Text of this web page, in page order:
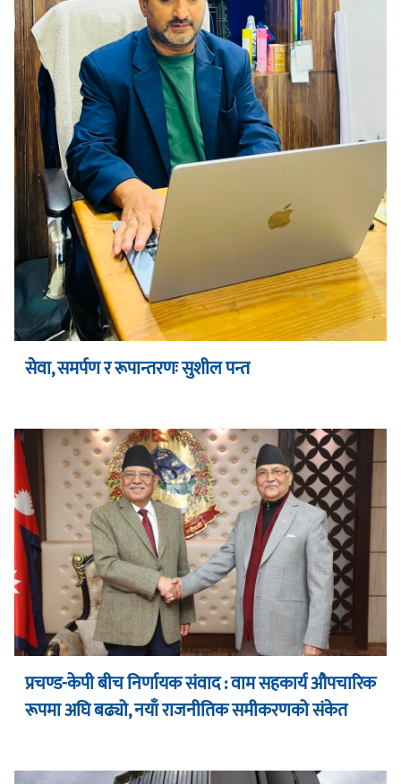
सेवा, समर्पण र रूपान्तरणः सुशील पन्त
प्रचण्ड-केपी बीच निर्णायक संवाद : वाम सहकार्य औपचारिक
रूपमा अघि बढ्यो, नयाँ राजनीतिक समीकरणको संकेत